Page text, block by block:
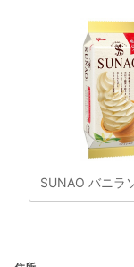
SUNAO バニラ